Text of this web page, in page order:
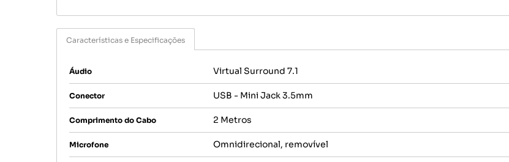
Características e Especificações
Áudio Virtual Surround 7.1
Conector USB - Mini Jack 3.5mm
Comprimento do Cabo 2 Metros
Microfone Omnidirecional, removível